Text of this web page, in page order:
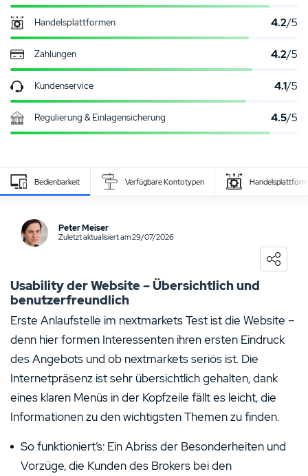
Handelsplattformen 4.2/5
Zahlungen 4.2/5
Kundenservice 4.1/5
Regulierung & Einlagensicherung 4.5/5
NUTZER BEWERTUNG
4 Sterne
3 Sterne
2 Sterne
1 Stern
Bedienbarkeit Verfügbare Kontotypen
Peter Meiser
Zuletzt aktualisiert am 29/07/2026
Usability der Website – Übersichtlich und
benutzerfreundlich
Erste Anlaufstelle im nextmarkets Test ist die Website –
denn hier formen Interessenten ihren ersten Eindruck
des Angebots und ob nextmarkets seriös ist. Die
Internetpräsenz ist sehr übersichtlich gehalten, dank
eines klaren Menüs in der Kopfzeile fällt es leicht, die
Informationen zu den wichtigsten Themen zu finden.
So funktioniert’s: Ein Abriss der Besonderheiten und
Vorzüge, die Kunden des Brokers bei den